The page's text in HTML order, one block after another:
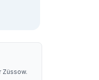
Züssow.